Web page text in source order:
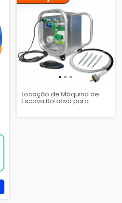
Locação de Máquina de
Escova Rotativa para
Limpeza de Tubos